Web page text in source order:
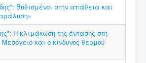
Βυθισμένοι στην απάθεια και
Η κλιμάκωση της έντασης στη
Μεσόγειο και ο κίνδυνος θερμού